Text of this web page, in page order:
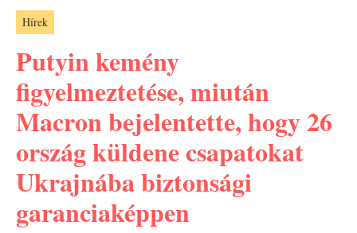
Hírek
Putyin kemény
figyelmeztetése, miután
Macron bejelentette, hogy 26
ország küldene csapatokat
Ukrajnába biztonsági
garanciaképpen